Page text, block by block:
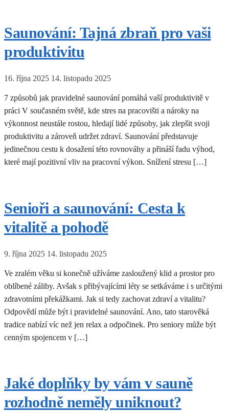
Saunování: Tajná zbraň pro vaši
produktivitu
16. října 2025 14. listopadu 2025
7 způsobů jak pravidelné saunování pomáhá vaší produktivitě v
práci V současném světě, kde stres na pracovišti a nároky na
výkonnost neustále rostou, hledají lidé způsoby, jak zlepšit svoji
produktivitu a zároveň udržet zdraví. Saunování představuje
jedinečnou cestu k dosažení této rovnováhy a přináší řadu výhod,
které mají pozitivní vliv na pracovní výkon. Snížení stresu […]
Senioři a saunování: Cesta k
vitalitě a pohodě
9. října 2025 14. listopadu 2025
Ve zralém věku si konečně užíváme zasloužený klid a prostor pro
oblíbené záliby. Avšak s přibývajícími léty se setkáváme i s určitými
zdravotními překážkami. Jak si tedy zachovat zdraví a vitalitu?
Odpovědí může být i pravidelné saunování. Ano, tato starověká
tradice nabízí víc než jen relax a odpočinek. Pro seniory může být
cenným spojencem v […]
Jaké doplňky by vám v sauně
rozhodně neměly uniknout?